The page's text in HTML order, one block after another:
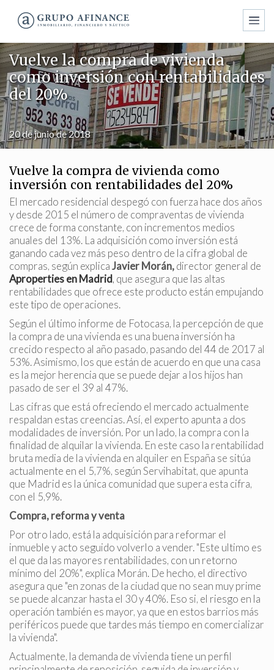
Vuelve la compra de vivienda
como inversión con rentabilidades
del 20%
20 de junio de 2018
Vuelve la compra de vivienda como
inversión con rentabilidades del 20%
El mercado residencial despegó con fuerza hace dos años
y desde 2015 el número de compraventas de vivienda
crece de forma constante, con incrementos medios
anuales del 13%. La adquisición como inversión está
ganando cada vez más peso dentro de la cifra global de
compras, según explicaJavier Morán,director general de
Aproperties en Madrid, que asegura que las altas
rentabilidades que ofrece este producto están empujando
este tipo de operaciones.
Según el último informe de Fotocasa, la percepción de que
la compra de una vivienda es una buena inversión ha
crecido respecto al año pasado, pasando del 44 de 2017 al
53%. Asimismo, los que están de acuerdo en que una casa
es la mejor herencia que se puede dejar a los hijos han
pasado de ser el 39 al 47%.
Las cifras que está ofreciendo el mercado actualmente
respaldan estas creencias. Así, el experto apunta a dos
modalidades de inversión. Por un lado, la compra con la
finalidad de alquilar la vivienda. En este caso la rentabilidad
bruta media de la vivienda en alquiler en España se sitúa
actualmente en el 5,7%, según Servihabitat, que apunta
que Madrid es la única comunidad que supera esta cifra,
con el 5,9%.
Compra, reforma y venta
Por otro lado, está la adquisición para reformar el
inmueble y acto seguido volverlo a vender. "Este ultimo es
el que da las mayores rentabilidades, con un retorno
mínimo del 20%", explica Morán. De hecho, el directivo
asegura que "en zonas de la ciudad que no sean muy prime
se puede alcanzar hasta el 30 y 40%. Eso si, el riesgo en la
operación también es mayor, ya que en estos barrios más
periféricos puede que tardes más tiempo en comercializar
la vivienda".
Actualmente, la demanda de vivienda tiene un perfil
Modificar cookies
Técnicas y funcionales
Siempre activas
Este sitio web utiliza Cookies propias para recopilar
Si continua navegando, supone la aceptación de la
instalación de las mismas. El usuario tiene la posibilidad
de configurar su navegador pudiendo, si así lo desea,
impedir que sean instaladas en su disco duro, aunque
deberá tener en cuenta que dicha acción podrá ocasionar
dificultades de navegación de la página web.
Analíticas y personalización
Permiten realizar el seguimiento y análisis del
comportamiento de los usuarios de este sitio web. La
información recogida mediante este tipo de cookies se
utiliza en la medición de la actividad de la web para la
elaboración de perfiles de navegación de los usuarios con
el fin de introducir mejoras en función del análisis de los
datos de uso que hacen los usuarios del servicio. Permiten
guardar la información de preferencia del usuario para
mejorar la calidad de nuestros servicios y para ofrecer una
mejor experiencia a través de productos recomendados.
Marketing y publicidad
Estas cookies son utilizadas para almacenar información
sobre las preferencias y elecciones personales del usuario
a través de la observación continuada de sus hábitos de
navegación. Gracias a ellas, podemos conocer los hábitos
de navegación en el sitio web y mostrar publicidad
relacionada con el perfil de navegación del usuario.